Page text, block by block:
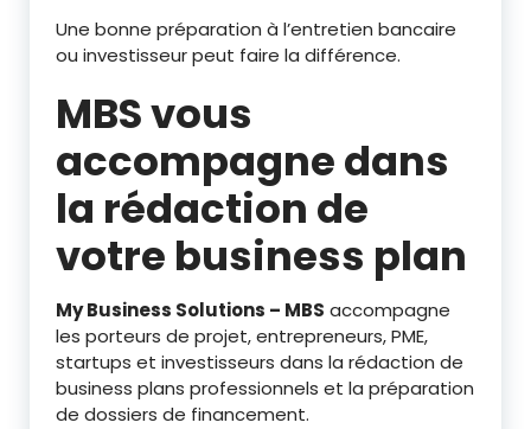
Une bonne préparation à l’entretien bancaire
ou investisseur peut faire la différence.
MBS vous
accompagne dans
la rédaction de
votre business plan
My Business Solutions – MBS accompagne
les porteurs de projet, entrepreneurs, PME,
startups et investisseurs dans la rédaction de
business plans professionnels et la préparation
de dossiers de financement.